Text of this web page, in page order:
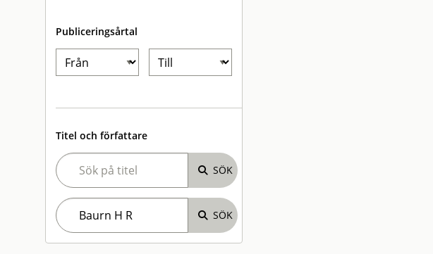
Publiceringsårtal
Titel och författare